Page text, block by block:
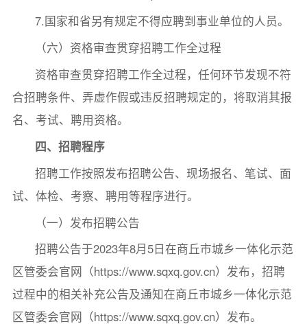
7.国家和省另有规定不得应聘到事业单位的人员。
（六）资格审查贯穿招聘工作全过程
资格审查贯穿招聘工作全过程，任何环节发现不符
合招聘条件、弄虚作假或违反招聘规定的，将取消其报
名、考试、聘用资格。
四、招聘程序
招聘工作按照发布招聘公告、现场报名、笔试、面
试、体检、考察、聘用等程序进行。
（一）发布招聘公告
招聘公告于2023年8月5日在商丘市城乡一体化示范
区管委会官网（https://www.sqxq.gov.cn）发布，招聘
过程中的相关补充公告及通知在商丘市城乡一体化示范
区管委会官网（https://www.sqxq.gov.cn）发布。